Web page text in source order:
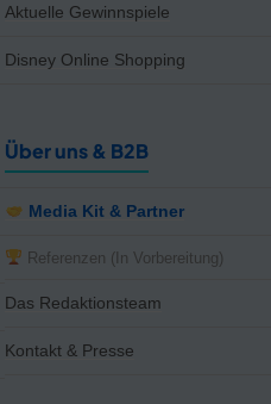
Aktuelle Gewinnspiele
Disney Online Shopping
Über uns & B2B
Media Kit & Partner
Referenzen (In Vorbereitung)
Das Redaktionsteam
Kontakt & Presse